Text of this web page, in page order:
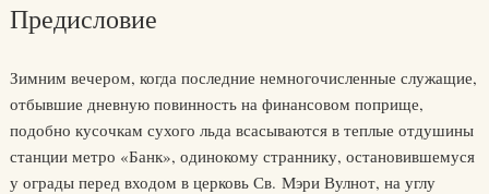
Предисловие
Зимним вечером, когда последние немногочисленные служащие,
отбывшие дневную повинность на финансовом поприще,
подобно кусочкам сухого льда всасываются в теплые отдушины
станции метро «Банк», одинокому страннику, остановившемуся
у ограды перед входом в церковь Св. Мэри Вулнот, на углу